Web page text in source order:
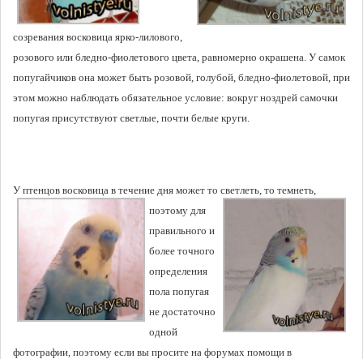
созревания восковица ярко-лилового,
розового или бледно-фиолетового цвета, равномерно окрашена. У самок
попугайчиков она может быть розовой, голубой, бледно-фиолетовой, при
этом можно наблюдать обязательное условие: вокруг ноздрей самочки
попугая присутствуют светлые, почти белые круги.
У птенцов восковица в течение дня может то светлеть, то темнеть,
поэтому для
правильного и
более точного
определения
пола попугая
не достаточно
одной
фотографии, поэтому если вы просите на форумах помощи в